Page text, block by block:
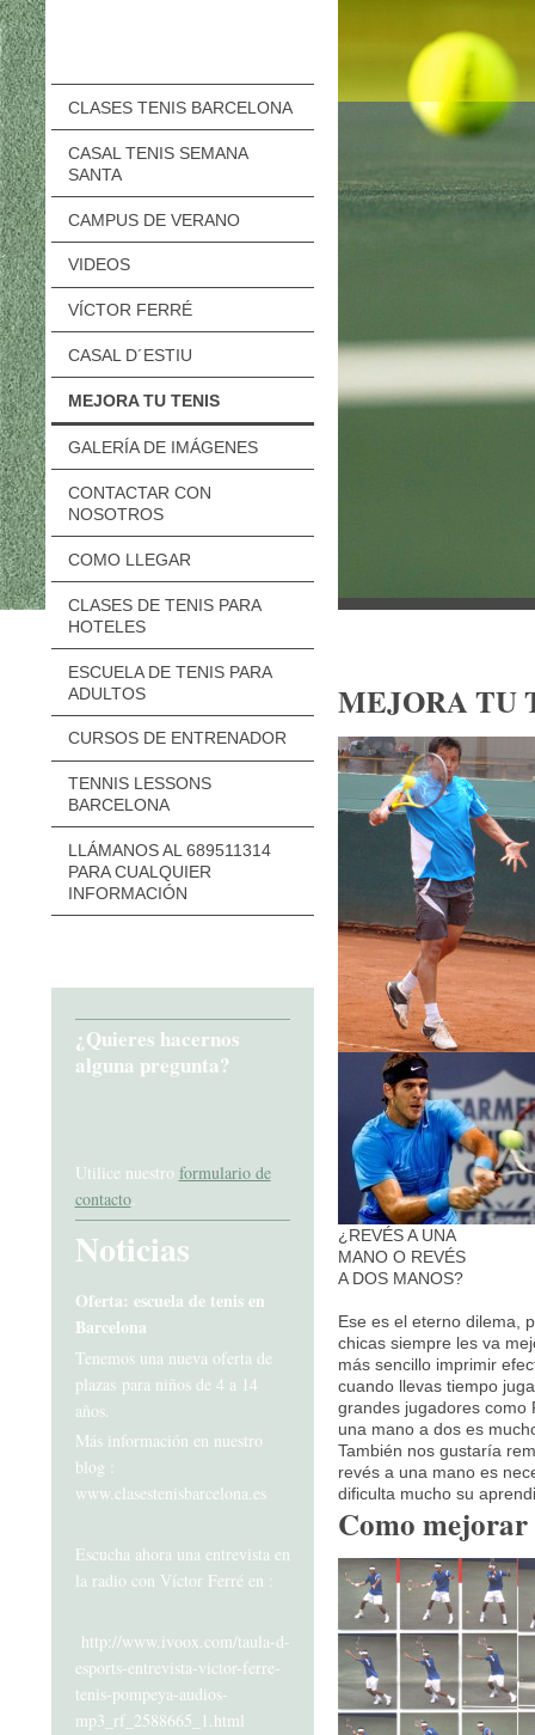
CLASES TENIS BARCELONA
CASAL TENIS SEMANA
SANTA
CAMPUS DE VERANO
VIDEOS
VÍCTOR FERRÉ
CASAL D´ESTIU
MEJORA TU TENIS
GALERÍA DE IMÁGENES
CONTACTAR CON
NOSOTROS
COMO LLEGAR
CLASES DE TENIS PARA
HOTELES
ESCUELA DE TENIS PARA
ADULTOS
CURSOS DE ENTRENADOR
TENNIS LESSONS
BARCELONA
LLÁMANOS AL 689511314
PARA CUALQUIER
INFORMACIÓN
¿Quieres hacernos
alguna pregunta?
Utilice nuestro formulario de
contacto.
Noticias
Oferta: escuela de tenis en
Barcelona
Tenemos una nueva oferta de
plazas para niños de 4 a 14
años.
Más información en nuestro
blog :
www.clasestenisbarcelona.es
Escucha ahora una entrevista en
la radio con Víctor Ferré en :
http://www.ivoox.com/taula-d-
esports-entrevista-victor-ferre-
tenis-pompeya-audios-
mp3_rf_2588665_1.html
MEJORA TU
¿REVÉS A UNA
MANO O REVÉS
A DOS MANOS?
Ese es el eterno dilema,
chicas siempre les va
más sencillo imprimir
cuando llevas tiempo
grandes jugadores como
una mano a dos es
También nos gustaría
revés a una mano es
dificulta mucho su
Como